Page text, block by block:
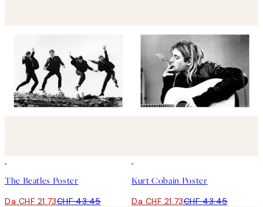
The Beatles Poster
Da CHF 21.73CHF 43.45
Kurt Cobain Poster
Da CHF 21.73CHF 43.45